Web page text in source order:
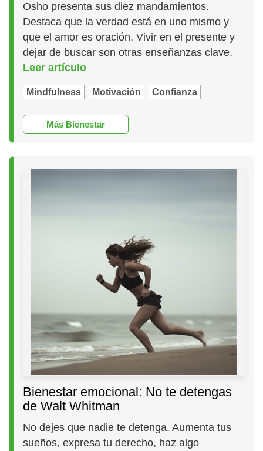
Osho presenta sus diez mandamientos.
Destaca que la verdad está en uno mismo y
que el amor es oración. Vivir en el presente y
dejar de buscar son otras enseñanzas clave.
Leer artículo
Mindfulness Motivación Confianza
Más Bienestar
Bienestar emocional: No te detengas
de Walt Whitman
No dejes que nadie te detenga. Aumenta tus
sueños, expresa tu derecho, haz algo